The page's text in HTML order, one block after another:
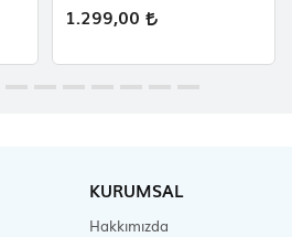
1.299,00
KURUMSAL
Hakkımızda